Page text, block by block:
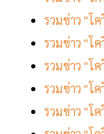
รวมข่าว "โ
รวมข่าว "โ
รวมข่าว "โ
รวมข่าว "โ
รวมข่าว "โ